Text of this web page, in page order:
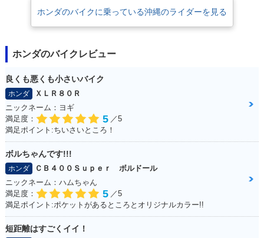
ホンダのバイクに乗っている沖縄のライダーを見る
ホンダのバイクレビュー
良くも悪くも小さいバイク
ホンダ
ＸＬＲ８０Ｒ
ニックネーム：ヨギ
満足度：
5 ／5
満足ポイント:ちいさいところ！
ボルちゃんです!!!
ホンダ
ＣＢ４００Ｓｕｐｅｒ ボルドール
ニックネーム：ハムちゃん
満足度：
5 ／5
満足ポイント:ポケットがあるところとオリジナルカラー!!
短距離はすごくイイ！